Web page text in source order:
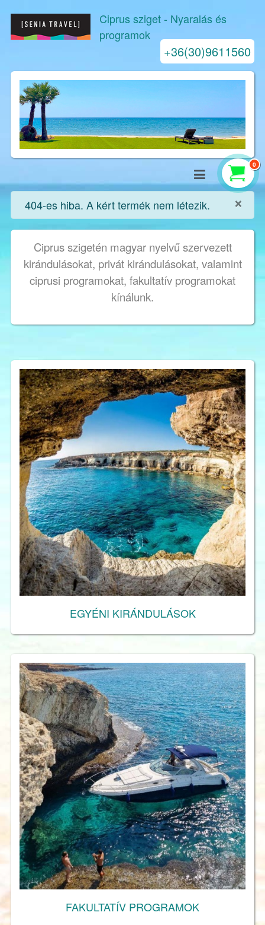
Ciprus sziget - Nyaralás és
programok
+36(30)9611560
0
×
info
404-es hiba. A kért termék nem létezik.
Ciprus szigetén magyar nyelvű szervezett
kirándulásokat, privát kirándulásokat, valamint
ciprusi programokat, fakultatív programokat
kínálunk.
EGYÉNI KIRÁNDULÁSOK
FAKULTATÍV PROGRAMOK